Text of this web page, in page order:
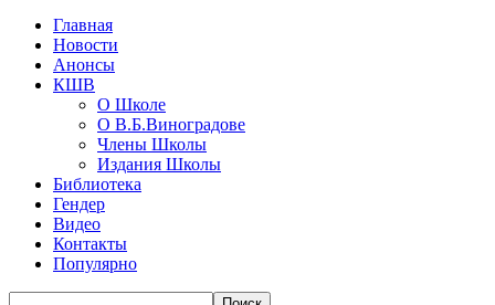
Главная
Новости
Анонсы
КШВ
О Школе
О В.Б.Виноградове
Члены Школы
Издания Школы
Библиотека
Гендер
Видео
Контакты
Популярно